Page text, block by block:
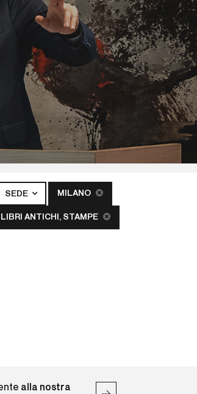
SEDE MILANO
LIBRI ANTICHI, STAMPE
alla nostra